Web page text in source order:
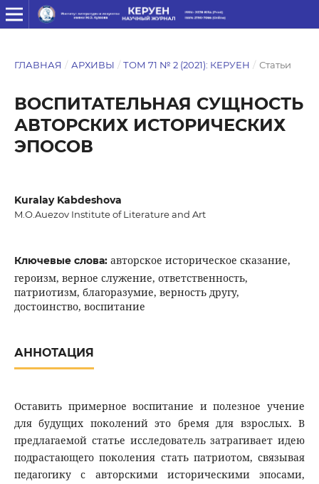
ГЛАВНАЯ / АРХИВЫ / ТОМ 71 № 2 (2021): КЕРУЕН / Статьи
ВОСПИТАТЕЛЬНАЯ СУЩНОСТЬ
АВТОРСКИХ ИСТОРИЧЕСКИХ
ЭПОСОВ
Kuralay Kabdeshova
M.O.Auezov Institute of Literature and Art
Ключевые слова: авторское историческое сказание,
героизм, верное служение, ответственность,
патриотизм, благоразумие, верность другу,
достоинство, воспитание
АННОТАЦИЯ
Оставить примерное воспитание и полезное учение
для будущих поколений это бремя для взрослых. В
предлагаемой статье исследователь затрагивает идею
подрастающего поколения стать патриотом, связывая
педагогику с авторскими историческими эпосами,